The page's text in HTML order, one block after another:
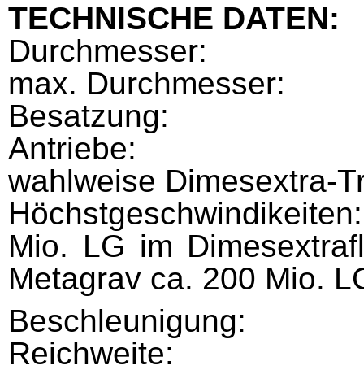
TECHNISCHE DATEN:
Durchmesser:
max. Durchmesser:
Besatzung:
Antriebe:
wahlweise Dimesextra-
Höchstgeschwindikeiten:
Mio. LG im
Metagrav ca. 200 Mio.
Beschleunigung:
Reichweite: